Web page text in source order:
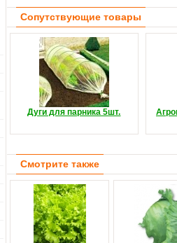
Сопутствующие товары
Дуги для парника 5шт.
Смотрите также